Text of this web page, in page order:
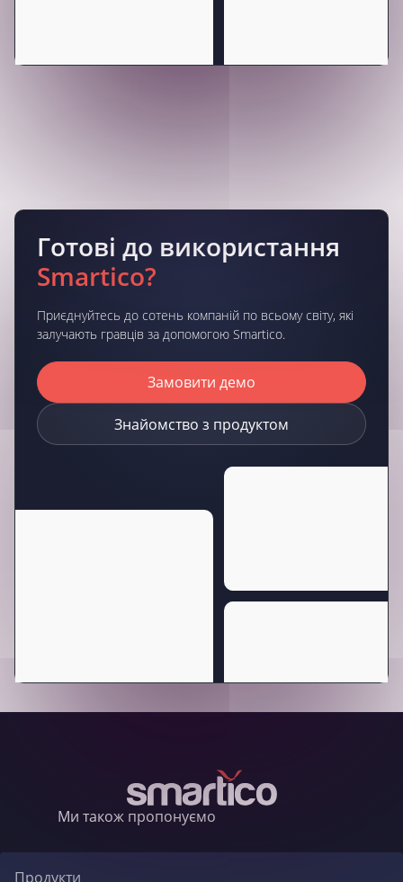
Готові до використання
Smartico?
Приєднуйтесь до сотень компаній по всьому світу, які
залучають гравців за допомогою Smartico.
Замовити демо
Знайомство з продуктом
Ми також пропонуємо
Продукти